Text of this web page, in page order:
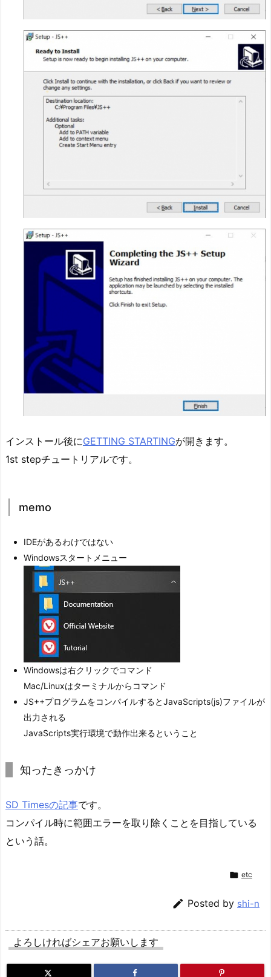
インストール後にGETTING STARTINGが開きます。
1st stepチュートリアルです。
memo
IDEがあるわけではない
Windowsスタートメニュー
Windowsは右クリックでコマンド
Mac/Linuxはターミナルからコマンド
JS++プログラムをコンパイルするとJavaScripts(js)ファイルが
出力される
JavaScripts実行環境で動作出来るということ
知ったきっかけ
SD Timesの記事です。
コンパイル時に範囲エラーを取り除くことを目指している
という話。
 etc
 Posted by shi-n
よろしければシェアお願いします